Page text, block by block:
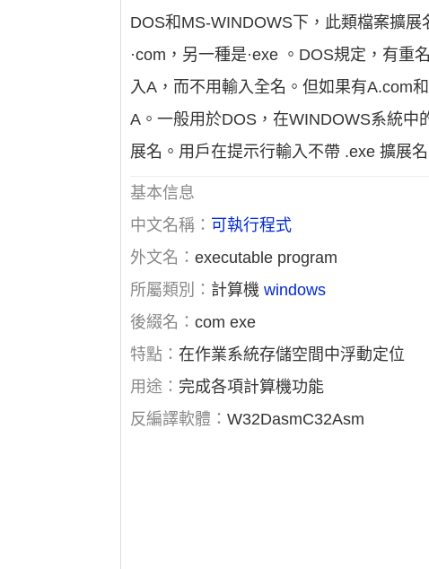
DOS和MS-WINDOWS下，此類檔案擴
·com，另一種是·exe 。DOS規定，有
入A，而不用輸入全名。但如果有A.com
A。一般用於DOS，在WINDOWS系統
展名。用戶在提示行輸入不帶 .exe 擴展
基本信息
中文名稱： 可執行程式
外文名：executable program
所屬類別： 計算機windows
後綴名：com exe
特點：在作業系統存儲空間中浮動定位
用途： 完成各項計算機功能
反編譯軟體：W32DasmC32Asm